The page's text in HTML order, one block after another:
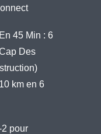
45 Min : 6
Des
km en 6
2 pour